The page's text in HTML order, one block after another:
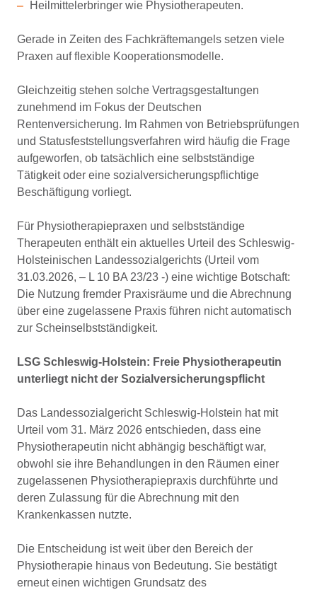
Heilmittelerbringer wie Physiotherapeuten.
Gerade in Zeiten des Fachkräftemangels setzen viele
Praxen auf flexible Kooperationsmodelle.
Gleichzeitig stehen solche Vertragsgestaltungen
zunehmend im Fokus der Deutschen
Rentenversicherung. Im Rahmen von Betriebsprüfungen
und Statusfeststellungsverfahren wird häufig die Frage
aufgeworfen, ob tatsächlich eine selbstständige
Tätigkeit oder eine sozialversicherungspflichtige
Beschäftigung vorliegt.
Für Physiotherapiepraxen und selbstständige
Therapeuten enthält ein aktuelles Urteil des Schleswig-
Holsteinischen Landessozialgerichts (Urteil vom
31.03.2026, – L 10 BA 23/23 -) eine wichtige Botschaft:
Die Nutzung fremder Praxisräume und die Abrechnung
über eine zugelassene Praxis führen nicht automatisch
zur Scheinselbstständigkeit.
LSG Schleswig-Holstein: Freie Physiotherapeutin
unterliegt nicht der Sozialversicherungspflicht
Das Landessozialgericht Schleswig-Holstein hat mit
Urteil vom 31. März 2026 entschieden, dass eine
Physiotherapeutin nicht abhängig beschäftigt war,
obwohl sie ihre Behandlungen in den Räumen einer
zugelassenen Physiotherapiepraxis durchführte und
deren Zulassung für die Abrechnung mit den
Krankenkassen nutzte.
Die Entscheidung ist weit über den Bereich der
Physiotherapie hinaus von Bedeutung. Sie bestätigt
erneut einen wichtigen Grundsatz des